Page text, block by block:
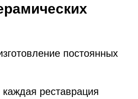
постоянных
реставрация